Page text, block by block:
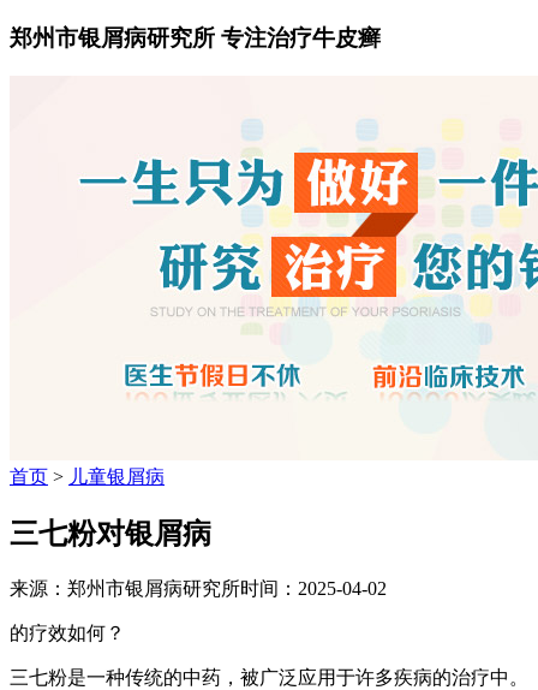
郑州市银屑病研究所 专注治疗牛皮癣
首页 > 儿童银屑病
三七粉对银屑病
来源：郑州市银屑病研究所时间：2025-04-02
的疗效如何？
三七粉是一种传统的中药，被广泛应用于许多疾病的治疗中。